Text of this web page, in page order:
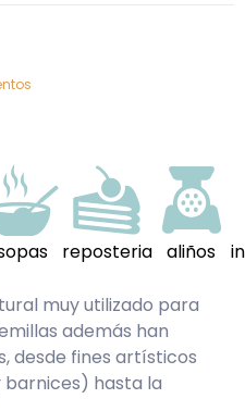
reposteria aliños
muy utilizado para
además han
desde fines artísticos
hasta la